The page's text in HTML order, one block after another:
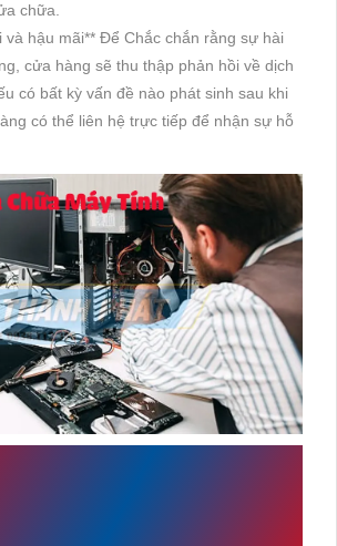
chữa.
và hậu mãi** Để Chắc chắn rằng sự hài
cửa hàng sẽ thu thập phản hồi về dịch
có bất kỳ vấn đề nào phát sinh sau khi
có thể liên hệ trực tiếp để nhận sự hỗ